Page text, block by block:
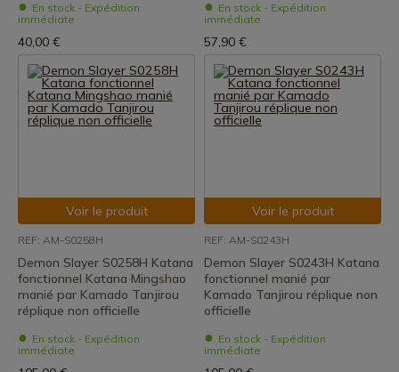
En stock - Expédition
immédiate
40,00 €
En stock - Expédition
immédiate
57,90 €
Voir le produit
REF: AM-S0258H
Demon Slayer S0258H Katana
fonctionnel Katana Mingshao
manié par Kamado Tanjirou
réplique non officielle
En stock - Expédition
immédiate
Voir le produit
REF: AM-S0243H
Demon Slayer S0243H Katana
fonctionnel manié par
Kamado Tanjirou réplique non
officielle
En stock - Expédition
immédiate